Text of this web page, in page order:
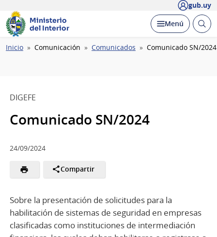
gub.uy
Ministerio
del Interior
Desplegar
Menú Abrir
Ruta
Inicio Comunicación Comunicados Comunicado SN/2024
DIGEFE
Comunicado SN/2024
24/09/2024
Compartir
Sobre la presentación de solicitudes para la
habilitación de sistemas de seguridad en empresas
clasificadas como instituciones de intermediación